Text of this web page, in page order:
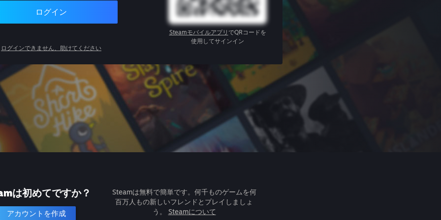
ログイン
ログインできません、助けてください
Steamモバイルアプリ でQRコードを
使用してサインイン
は初めてですか？
アカウントを作成
Steamは無料で簡単です。何千ものゲームを何
百万人もの新しいフレンドとプレイしましょ
う。 Steamについて